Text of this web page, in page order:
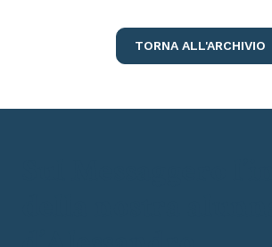
TORNA ALL'ARCHIVIO